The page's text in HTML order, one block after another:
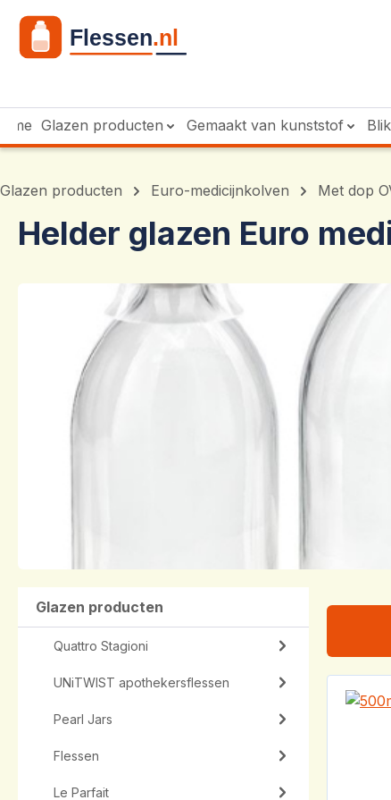
de hoofdinhoud
Ga naar de zoekopdracht
Ga naar de hoofdnavigatie
Glazen producten Gemaakt van kunststof
Glazen producten Euro-medicijnkolven Met dop
Helder glazen Euro
Glazen producten
Quattro Stagioni
UNiTWIST apothekersflessen
Pearl Jars
Flessen
Le Parfait